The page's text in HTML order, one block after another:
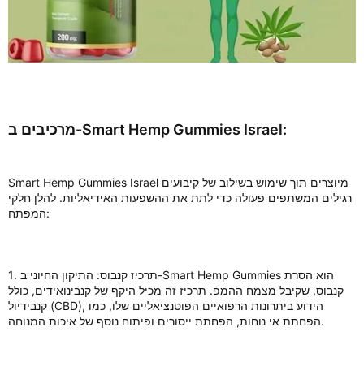
מרכיבים ב-Smart Hemp Gummies Israel:
Smart Hemp Gummies Israel מיוצרים תוך שימוש בשילוב של קיבועים
רגילים המשתפים פעולה כדי לתת את ההשפעות האידיאליות. להלן חלקי
המפתח:
1. תרכיז קנבוס: התיקון החיוני ב-Smart Hemp Gummies הוא הסרת
קנבוס, שקיבל מצמח ההמפ. תרכיז זה מכיל היקף של קנבינואידים, כולל
קנבידיול (CBD), הידוע ביתרונות הרפואיים הפוטנציאליים שלו, כמו
הפחתת אי נוחות, הפחתת ייסורים ופיתוח נוסף של איכות המנוחה.